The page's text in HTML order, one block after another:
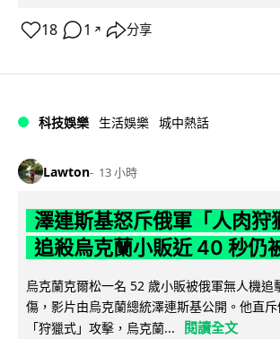
18 1 ↗ 分享
科技娛樂 生活娛樂 城中熱話
Lawton 13 小時
澤連斯基怒斥俄軍「人肉狩
追殺烏克蘭小販近 40 秒仍
烏克蘭克爾松一名 52 歲小販被俄軍無人機追
傷，影片由烏克蘭總統澤連斯基公開。他直
「狩獵式」攻擊，烏克蘭...
閱讀全文